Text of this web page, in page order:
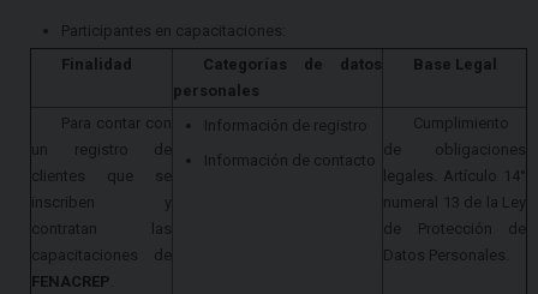
Participantes en capacitaciones:
Finalidad
Categorías de datos
personales
Base Legal
Para contar con
un registro de
clientes que se
inscriben y
contratan las
capacitaciones de
FENACREP
Información de registro
Información de contacto
Cumplimiento
de obligaciones
legales. Artículo 14°
numeral 13 de la Ley
de Protección de
Datos Personales.